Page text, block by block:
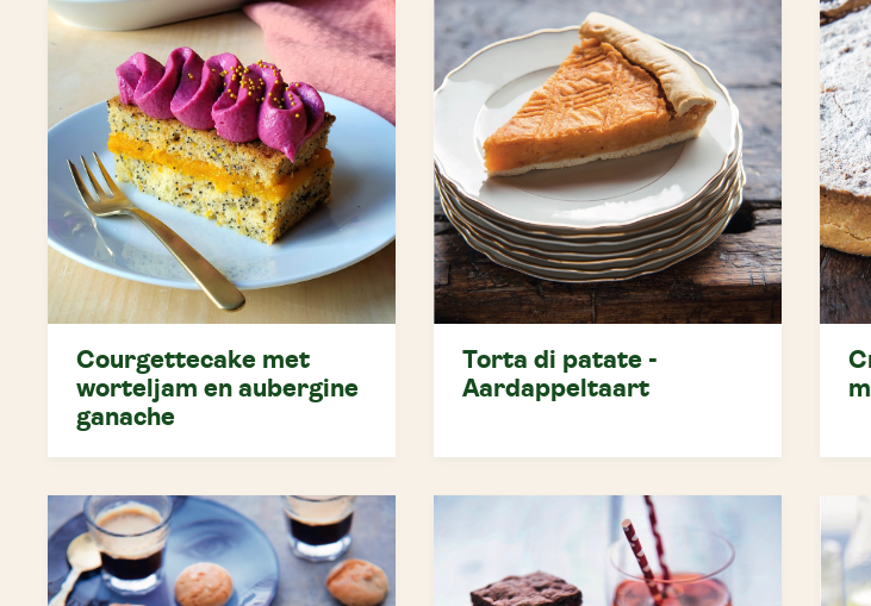
Courgettecake met
worteljam en aubergine
ganache
Torta di patate -
Aardappeltaart